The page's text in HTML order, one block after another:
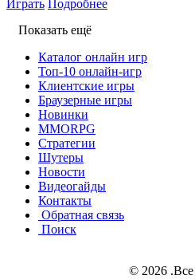
Играть Подробнее
Показать ещё
Каталог онлайн игр
Топ-10 онлайн-игр
Клиентские игры
Браузерные игры
Новинки
MMORPG
Стратегии
Шутеры
Новости
Видеогайды
Контакты
Обратная связь
Поиск
© 2026